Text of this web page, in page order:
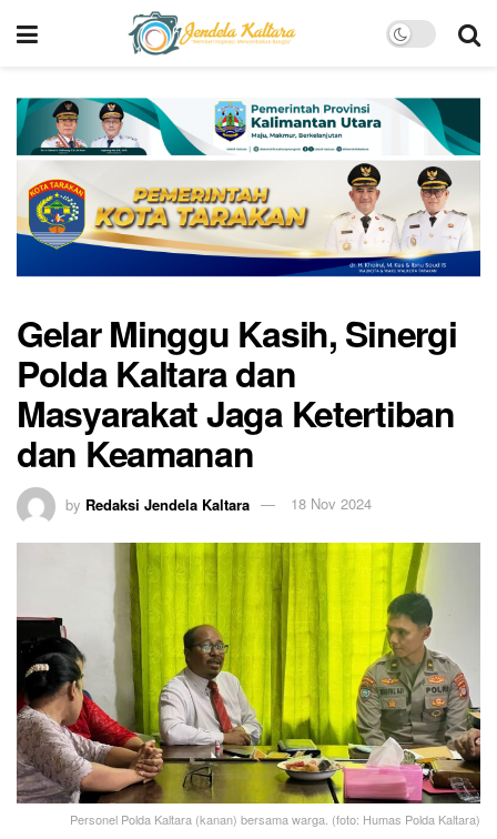
Gelar Minggu Kasih, Sinergi
Polda Kaltara dan
Masyarakat Jaga Ketertiban
dan Keamanan
by Redaksi Jendela Kaltara 18 Nov 2024
Personel Polda Kaltara (kanan) bersama warga. (foto: Humas Polda Kaltara)